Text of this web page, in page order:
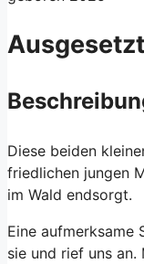
Diese beiden
friedlichen jungen
im Wald endsorgt.
Eine aufmerksame
sie und rief uns an.